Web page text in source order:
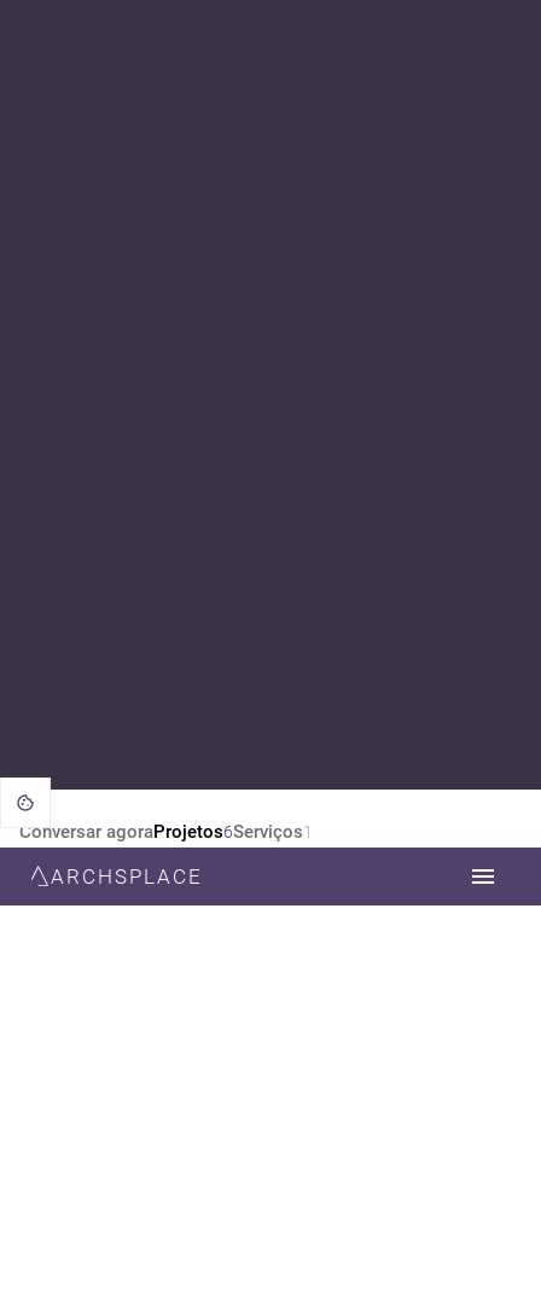
ARCHSPLACE
Conversar agoraProjetos6Serviços1
CATEGORIA
TODOS DESIGN DE INTERIORES ARQUITETURA